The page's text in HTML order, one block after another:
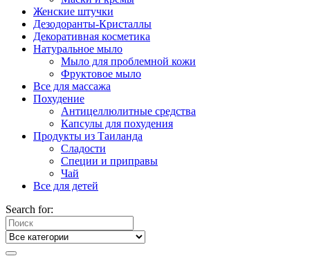
Женские штучки
Дезодоранты-Кристаллы
Декоративная косметика
Натуральное мыло
Мыло для проблемной кожи
Фруктовое мыло
Все для массажа
Похудение
Антицеллюлитные средства
Капсулы для похудения
Продукты из Таиланда
Сладости
Специи и приправы
Чай
Все для детей
Search for: